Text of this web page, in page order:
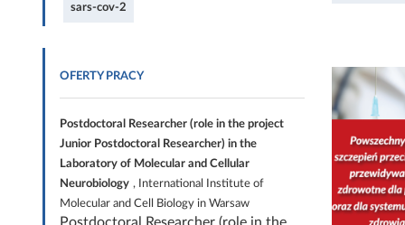
sars-cov-2
OFERTY PRACY
Postdoctoral Researcher (role in the project
Junior Postdoctoral Researcher) in the
Laboratory of Molecular and Cellular
Neurobiology , International Institute of
Molecular and Cell Biology in Warsaw